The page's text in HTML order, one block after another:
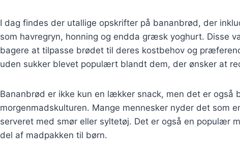
I dag findes der utallige opskrifter på bananbrød, der
som havregryn, honning og endda græsk yoghurt. Disse
bagere at tilpasse brødet til deres kostbehov og
uden sukker blevet populært blandt dem, der ønsker at
Bananbrød er ikke kun en lækker snack, men det er også
morgenmadskulturen. Mange mennesker nyder det som
serveret med smør eller syltetøj. Det er også en populær
del af madpakken til børn.